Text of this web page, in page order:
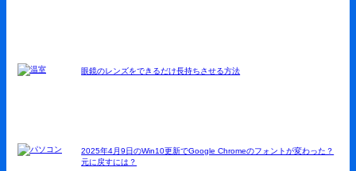
眼鏡のレンズをできるだけ長持ちさせる方法
2025年4月9日のWin10更新でGoogle Chromeのフォントが変わった？
元に戻すには？